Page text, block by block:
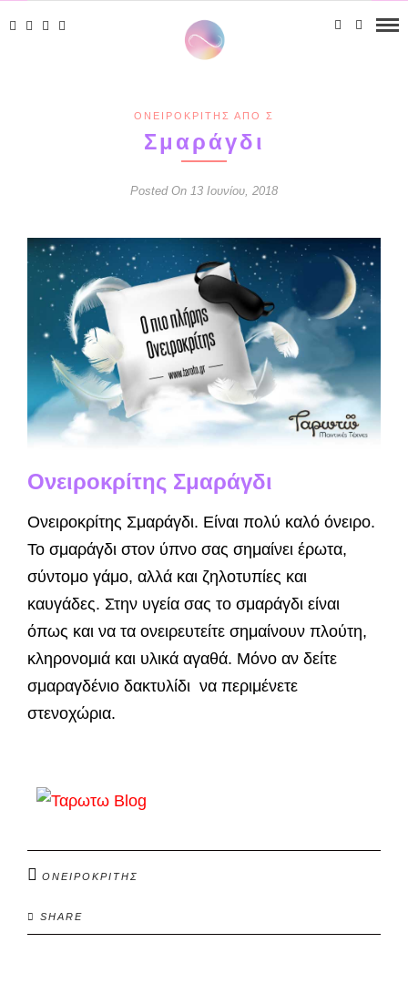
ΟΝΕΙΡΟΚΡΊΤΗΣ ΑΠΌ Σ
Σμαράγδι
Posted On 13 Ιουνίου, 2018
Ονειροκρίτης Σμαράγδι
Ονειροκρίτης Σμαράγδι. Είναι πολύ καλό όνειρο.
Το σμαράγδι στον ύπνο σας σημαίνει έρωτα,
σύντομο γάμο, αλλά και ζηλοτυπίες και
καυγάδες. Στην υγεία σας το σμαράγδι είναι
όπως και να τα ονειρευτείτε σημαίνουν πλούτη,
κληρονομιά και υλικά αγαθά. Μόνο αν δείτε
σμαραγδένιο δακτυλίδι να περιμένετε
στενοχώρια.
ΟΝΕΙΡΟΚΡΙΤΗΣ
SHARE